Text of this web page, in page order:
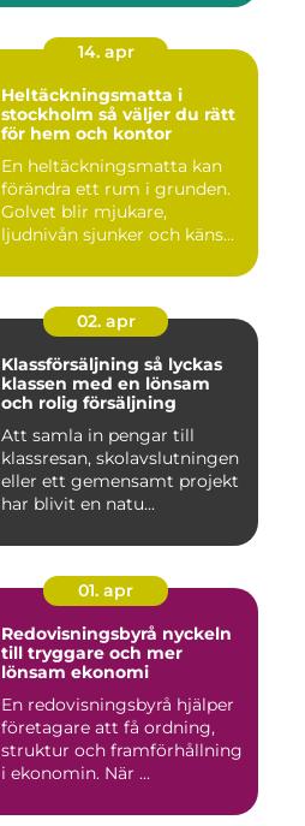
14. apr
Heltäckningsmatta i
stockholm så väljer du rätt
för hem och kontor
En heltäckningsmatta kan
förändra ett rum i grunden.
Golvet blir mjukare,
ljudnivån sjunker och käns...
02. apr
Klassförsäljning så lyckas
klassen med en lönsam
och rolig försäljning
Att samla in pengar till
klassresan, skolavslutningen
eller ett gemensamt projekt
har blivit en natu...
01. apr
Redovisningsbyrå nyckeln
till tryggare och mer
lönsam ekonomi
En redovisningsbyrå hjälper
företagare att få ordning,
struktur och framförhållning
i ekonomin. När ...